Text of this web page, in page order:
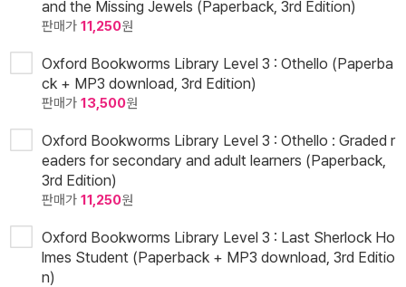
and the Missing Jewels (Paperback, 3rd Edition)
판매가 11,250원
Oxford Bookworms Library Level 3 : Othello (Paperba
ck + MP3 download, 3rd Edition)
판매가 13,500원
Oxford Bookworms Library Level 3 : Othello : Graded r
eaders for secondary and adult learners (Paperback,
3rd Edition)
판매가 11,250원
Oxford Bookworms Library Level 3 : Last Sherlock Ho
lmes Student (Paperback + MP3 download, 3rd Editio
n)